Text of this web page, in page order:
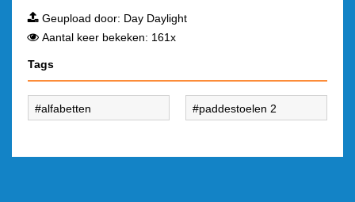
Geupload door: Day Daylight
Aantal keer bekeken: 161x
Tags
alfabetten paddestoelen 2